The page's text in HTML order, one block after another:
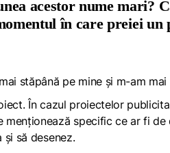
acestor nume mari?
în care preiei un
stăpână pe mine și m-am
În cazul proiectelor
specific ce ar fi de
să desenez.